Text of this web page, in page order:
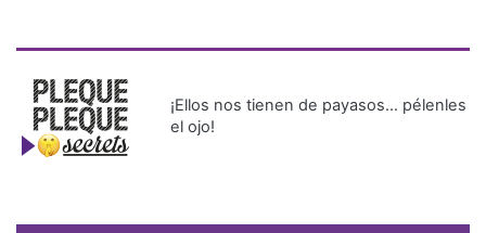
¡Ellos nos tienen de payasos… pélenles
el ojo!